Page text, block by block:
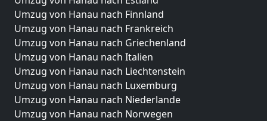
Umzug von Hanau nach Finnland
Umzug von Hanau nach Frankreich
Umzug von Hanau nach Griechenland
Umzug von Hanau nach Italien
Umzug von Hanau nach Liechtenstein
Umzug von Hanau nach Luxemburg
Umzug von Hanau nach Niederlande
Umzug von Hanau nach Norwegen